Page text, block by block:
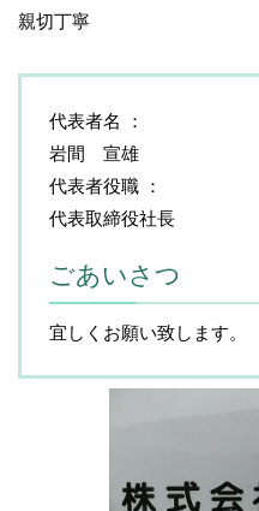
親切丁寧
代表者名
岩間 宣雄
代表者役職
代表取締役社長
ごあいさつ
宜しくお願い致します。